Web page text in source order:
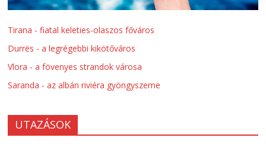
Tirana - fiatal keleties-olaszos főváros
Durrës - a legrégebbi kikötőváros
Vlora - a fövenyes strandok városa
Saranda - az albán riviéra gyöngyszeme
UTAZÁSOK